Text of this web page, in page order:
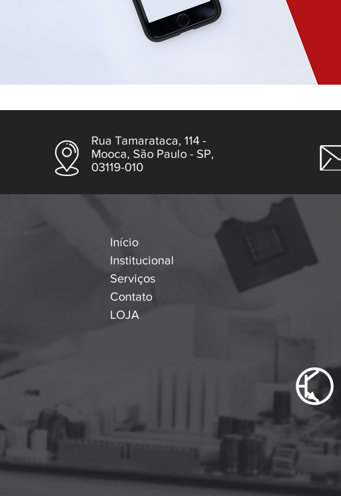
Rua Tamarataca, 114 -
Mooca, São Paulo - SP,
03119-010
Início
Institucional
Serviços
Contato
LOJA